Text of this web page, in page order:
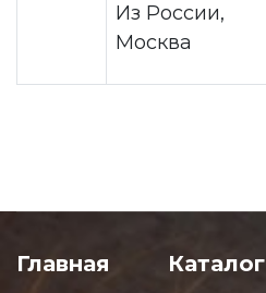
Из России,
Москва
Главная Каталог